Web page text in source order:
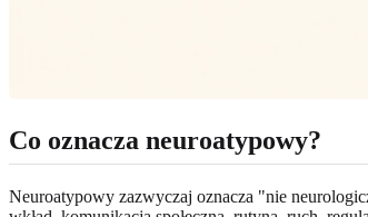
Co oznacza neuroatypowy?
Neuroatypowy zazwyczaj oznacza "nie